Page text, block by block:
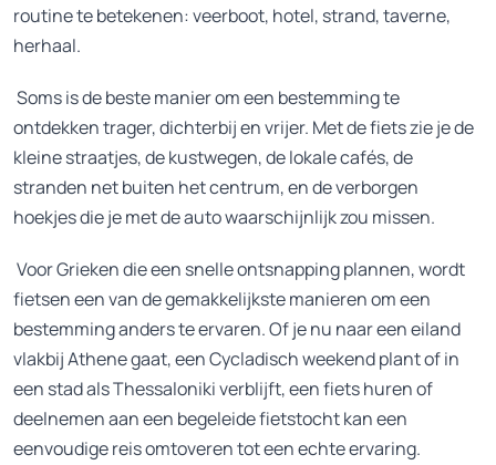
routine te betekenen: veerboot, hotel, strand, taverne,
herhaal.
Soms is de beste manier om een bestemming te
ontdekken trager, dichterbij en vrijer. Met de fiets zie je de
kleine straatjes, de kustwegen, de lokale cafés, de
stranden net buiten het centrum, en de verborgen
hoekjes die je met de auto waarschijnlijk zou missen.
Voor Grieken die een snelle ontsnapping plannen, wordt
fietsen een van de gemakkelijkste manieren om een
bestemming anders te ervaren. Of je nu naar een eiland
vlakbij Athene gaat, een Cycladisch weekend plant of in
een stad als Thessaloniki verblijft, een fiets huren of
deelnemen aan een begeleide fietstocht kan een
eenvoudige reis omtoveren tot een echte ervaring.